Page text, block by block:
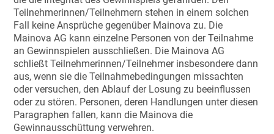
Teilnehmerinnen/Teilnehmern stehen in einem solchen
Fall keine Ansprüche gegenüber Mainova zu. Die
Mainova AG kann einzelne Personen von der Teilnahme
an Gewinnspielen ausschließen. Die Mainova AG
schließt Teilnehmerinnen/Teilnehmer insbesondere dann
aus, wenn sie die Teilnahmebedingungen missachten
oder versuchen, den Ablauf der Losung zu beeinflussen
oder zu stören. Personen, deren Handlungen unter diesen
Paragraphen fallen, kann die Mainova die
Gewinnausschüttung verwehren.